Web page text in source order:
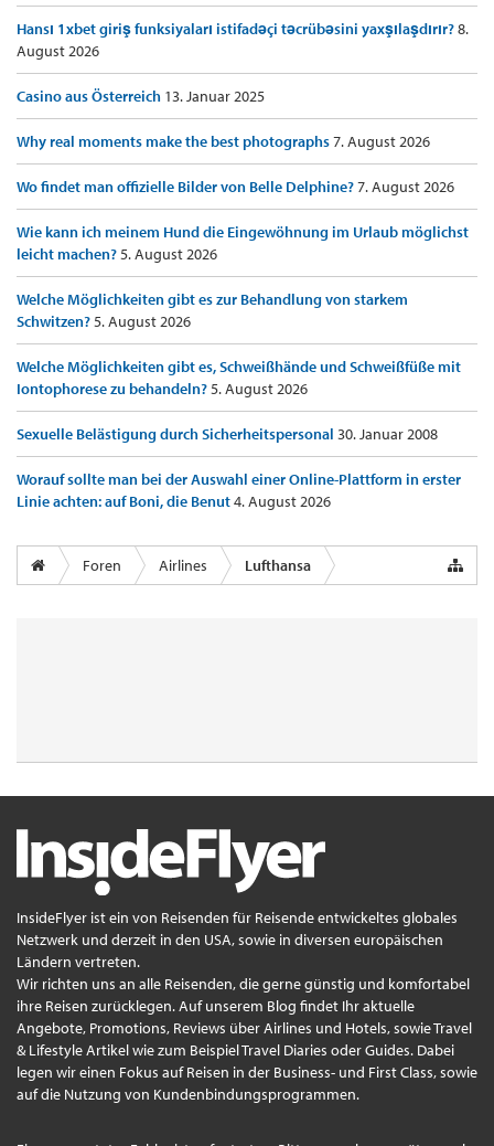
Hansı 1xbet giriş funksiyaları istifadəçi təcrübəsini yaxşılaşdırır?8.
August 2026
Casino aus Österreich 13. Januar 2025
Why real moments make the best photographs7. August 2026
Wo findet man offizielle Bilder von Belle Delphine?7. August 2026
Wie kann ich meinem Hund die Eingewöhnung im Urlaub möglichst
leicht machen?5. August 2026
Welche Möglichkeiten gibt es zur Behandlung von starkem
Schwitzen?5. August 2026
Welche Möglichkeiten gibt es, Schweißhände und Schweißfüße mit
Iontophorese zu behandeln?5. August 2026
Sexuelle Belästigung durch Sicherheitspersonal 30. Januar 2008
Worauf sollte man bei der Auswahl einer Online-Plattform in erster
Linie achten: auf Boni, die Benut4. August 2026
Foren Airlines Lufthansa
InsideFlyer ist ein von Reisenden für Reisende entwickeltes globales
Netzwerk und derzeit in den USA, sowie in diversen europäischen
Ländern vertreten.
Wir richten uns an alle Reisenden, die gerne günstig und komfortabel
ihre Reisen zurücklegen. Auf unserem Blog findet Ihr aktuelle
Angebote, Promotions, Reviews über Airlines und Hotels, sowie Travel
& Lifestyle Artikel wie zum Beispiel Travel Diaries oder Guides. Dabei
legen wir einen Fokus auf Reisen in der Business- und First Class, sowie
auf die Nutzung von Kundenbindungsprogrammen.